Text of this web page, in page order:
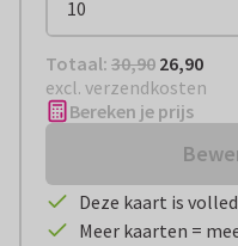
Totaal: € 26,90
Totaal: 30,90 26,90
excl. verzendkosten
Bereken je prijs
Deze kaart is
Meer kaarten =